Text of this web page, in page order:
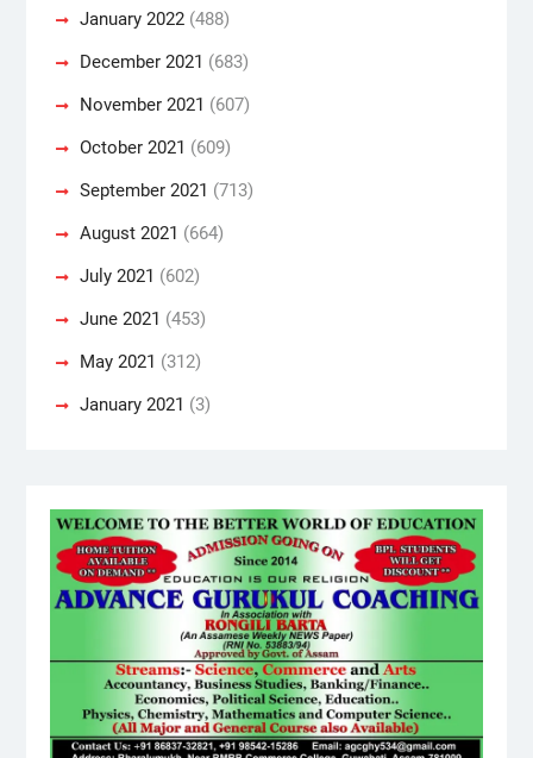
January 2022(488)
December 2021 (683)
November 2021 (607)
October 2021 (609)
September 2021 (713)
August 2021 (664)
July 2021 (602)
June 2021 (453)
May 2021 (312)
January 2021 (3)